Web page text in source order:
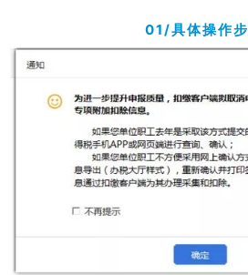
01/具体操作